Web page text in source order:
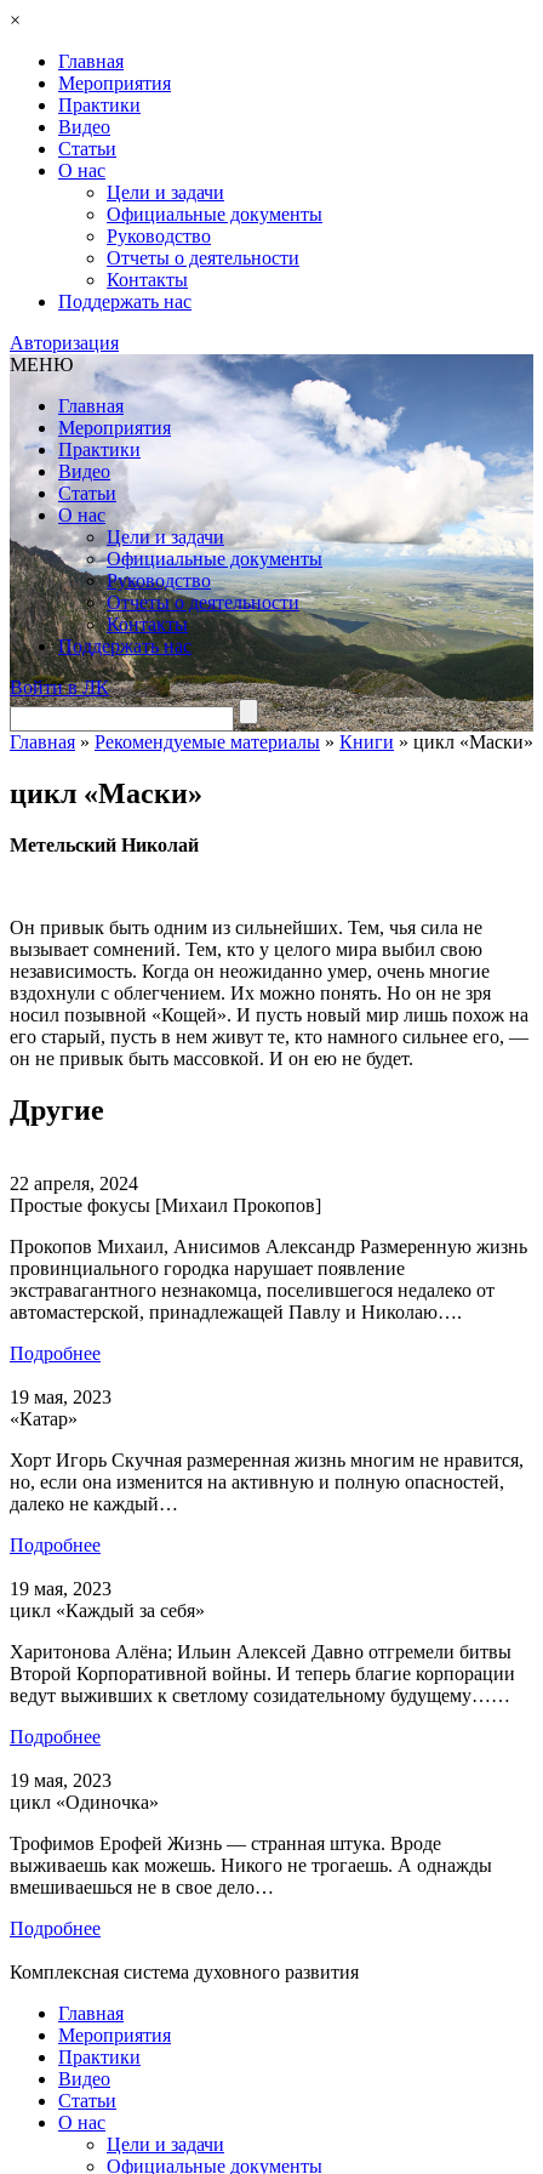
×
Главная
Мероприятия
Практики
Видео
Статьи
О нас
Цели и задачи
Официальные документы
Руководство
Отчеты о деятельности
Контакты
Поддержать нас
Авторизация
МЕНЮ
Главная
Мероприятия
Практики
Видео
Статьи
О нас
Цели и задачи
Официальные документы
Руководство
Отчеты о деятельности
Контакты
Поддержать нас
Войти в ЛК
Главная » Рекомендуемые материалы » Книги » цикл «Маски»
цикл «Маски»
Метельский Николай
Он привык быть одним из сильнейших. Тем, чья сила не
вызывает сомнений. Тем, кто у целого мира выбил свою
независимость. Когда он неожиданно умер, очень многие
вздохнули с облегчением. Их можно понять. Но он не зря
носил позывной «Кощей». И пусть новый мир лишь похож на
его старый, пусть в нем живут те, кто намного сильнее его, —
он не привык быть массовкой. И он ею не будет.
Другие
22 апреля, 2024
Простые фокусы [Михаил Прокопов]
Прокопов Михаил, Анисимов Александр Размеренную жизнь
провинциального городка нарушает появление
экстравагантного незнакомца, поселившегося недалеко от
автомастерской, принадлежащей Павлу и Николаю….
Подробнее
19 мая, 2023
«Катар»
Хорт Игорь Скучная размеренная жизнь многим не нравится,
но, если она изменится на активную и полную опасностей,
далеко не каждый…
Подробнее
19 мая, 2023
цикл «Каждый за себя»
Харитонова Алёна; Ильин Алексей Давно отгремели битвы
Второй Корпоративной войны. И теперь благие корпорации
ведут выживших к светлому созидательному будущему……
Подробнее
19 мая, 2023
цикл «Одиночка»
Трофимов Ерофей Жизнь — странная штука. Вроде
выживаешь как можешь. Никого не трогаешь. А однажды
вмешиваешься не в свое дело…
Подробнее
Комплексная система духовного развития
Главная
Мероприятия
Практики
Видео
Статьи
О нас
Цели и задачи
Официальные документы